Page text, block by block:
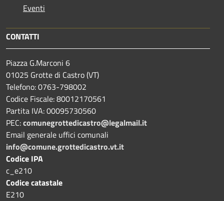
Eventi
CONTATTI
Piazza G.Marconi 6
01025 Grotte di Castro (VT)
Telefono: 0763-798002
Codice Fiscale: 80012170561
Partita IVA: 00095730560
PEC:comunegrottedicastro@legalmail.it
Email generale uffici comunali
info@comune.grottedicastro.vt.it
Codice IPA
c_e210
Codice catastale
E210